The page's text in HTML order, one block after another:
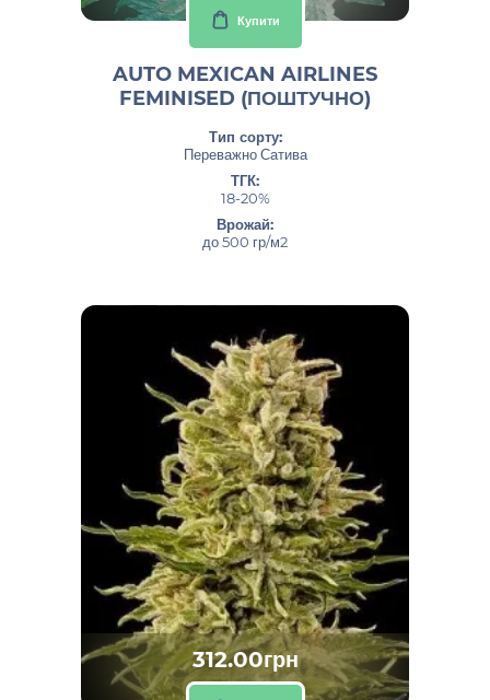
Купити
AUTO MEXICAN AIRLINES
FEMINISED (ПОШТУЧНО)
Тип сорту:
Переважно Сатива
ТГК:
18-20%
Врожай:
до 500 гр/м2
312.00грн